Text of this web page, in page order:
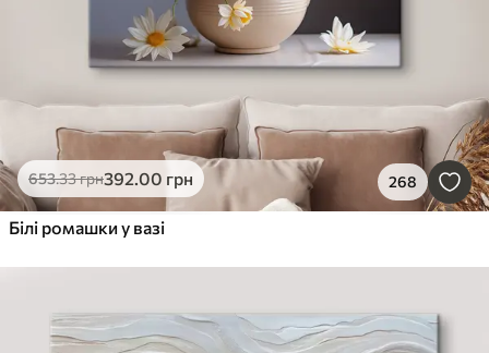
653.33грн392.00 грн 268
Білі ромашки у вазі